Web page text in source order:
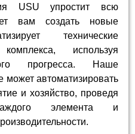
USU упростит всю
вам создать новые
технические
используя
прогресса. Наше
может автоматизировать
и хозяйство, проведя
элемента и